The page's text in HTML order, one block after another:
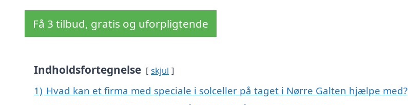
Få 3 tilbud, gratis og uforpligtende
Indholdsfortegnelse skjul
1) Hvad kan et firma med speciale i solceller på taget i Nørre Galten hjælpe med?